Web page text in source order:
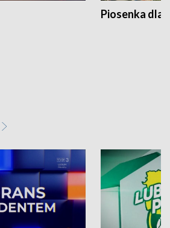
Piosenka dla